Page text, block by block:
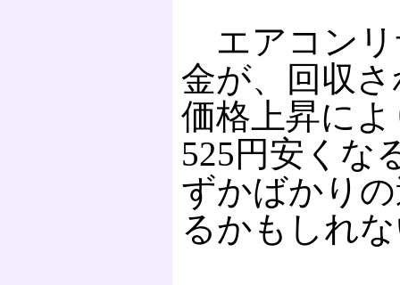
エアコンリ
金が、回収
価格上昇に
525円安くな
ずかばかり
るかもしれ